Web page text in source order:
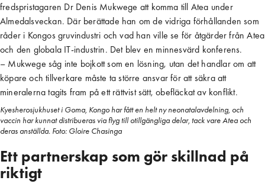
fredspristagaren Dr Denis Mukwege att komma till Atea under
Almedalsveckan. Där berättade han om de vidriga förhållanden som
råder i Kongos gruvindustri och vad han ville se för åtgärder från Atea
och den globala IT-industrin. Det blev en minnesvärd konferens.
– Mukwege såg inte bojkott som en lösning, utan det handlar om att
köpare och tillverkare måste ta större ansvar för att säkra att
mineralerna tagits fram på ett rättvist sätt, obefläckat av konflikt.
Kyesherosjukhuset i Goma, Kongo har fått en helt ny neonatalavdelning, och
vaccin har kunnat distribueras via flyg till otillgängliga delar, tack vare Atea och
deras anställda. Foto: Gloire Chasinga
Ett partnerskap som gör skillnad på
riktigt